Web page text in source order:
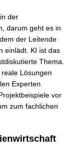
der
darum geht es in
der Leitende
einlädt. KI ist das
Thema.
Lösungen
Experten
vor
zum fachlichen